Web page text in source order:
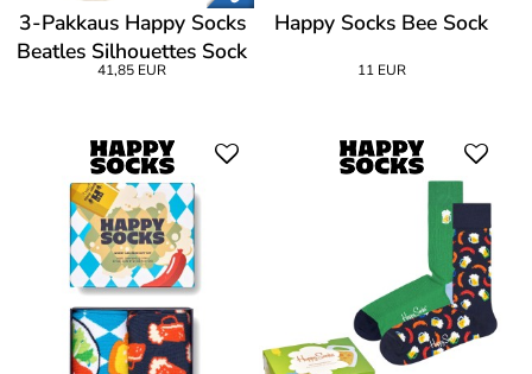
3-Pakkaus Happy Socks
Beatles Silhouettes Sock
41,85 EUR
Happy Socks Bee Sock
11 EUR